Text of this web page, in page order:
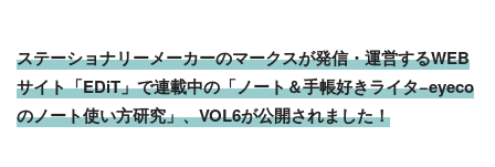
ステーショナリーメーカーのマークスが発信・運営するWEB
サイト「EDiT」で連載中の「ノート＆手帳好きライタ−eyeco
のノート使い方研究」、VOL6が公開されました！